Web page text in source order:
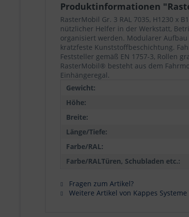
Produktinformationen
RasterMobil Gr. 3 RAL 7035, H1230 x
nützlicher Helfer in der Werkstatt,
organisiert werden. Modularer
kratzfeste Kunststoffbeschichtung.
Feststeller gemäß EN 1757-3, Rollen
RasterMobil® besteht aus dem
Einhängeregal.
Gewicht:
Höhe:
Breite:
Länge/Tiefe:
Farbe/RAL:
Farbe/RALTüren, Schubladen etc.:
Fragen zum Artikel?
Weitere Artikel von Kappes Systeme